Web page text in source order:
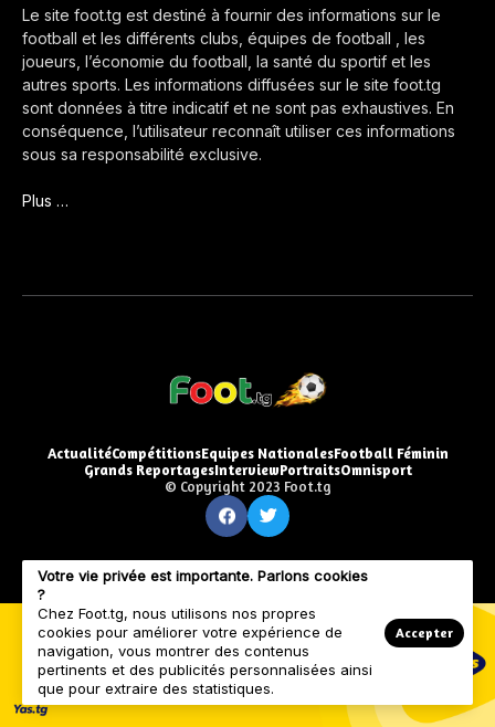
Le site foot.tg est destiné à fournir des informations sur le
football et les différents clubs, équipes de football , les
joueurs, l’économie du football, la santé du sportif et les
autres sports. Les informations diffusées sur le site foot.tg
sont données à titre indicatif et ne sont pas exhaustives. En
conséquence, l’utilisateur reconnaît utiliser ces informations
sous sa responsabilité exclusive.
Plus …
ActualitéCompétitionsEquipes NationalesFootball Féminin
Grands ReportagesInterviewPortraitsOmnisport
© Copyright 2023 Foot.tg
Votre vie privée est importante. Parlons cookies
?
Chez Foot.tg, nous utilisons nos propres
cookies pour améliorer votre expérience de
navigation, vous montrer des contenus
pertinents et des publicités personnalisées ainsi
que pour extraire des statistiques.
Accepter